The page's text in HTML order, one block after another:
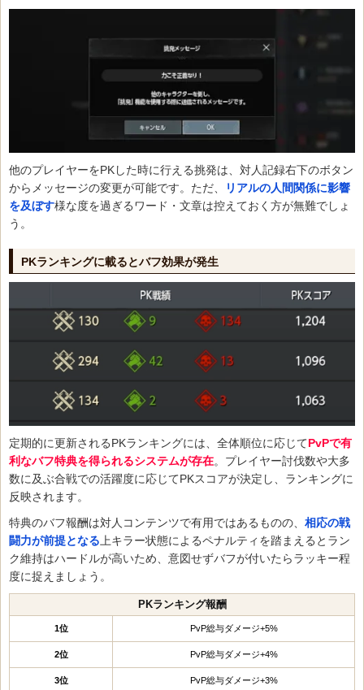
他のプレイヤーをPKした時に行える挑発は、対人記録右下のボタン
からメッセージの変更が可能です。ただ、
リアルの人間関係に影響
を及ぼす様な度を過ぎるワード・文章は控えておく方が無難でしょ
う。
PKランキングに載るとバフ効果が発生
定期的に更新されるPKランキングには、全体順位に応じてPvPで有
利なバフ特典を得られるシステムが存在。プレイヤー討伐数や大多
数に及ぶ合戦での活躍度に応じてPKスコアが決定し、ランキングに
反映されます。
特典のバフ報酬は対人コンテンツで有用ではあるものの、 相応の戦
闘力が前提となる 上キラー状態によるペナルティを踏まえるとラン
ク維持はハードルが高いため、意図せずバフが付いたらラッキー程
度に捉えましょう。
PKランキング報酬
1位 PvP総与ダメージ+5%
2位 PvP総与ダメージ+4%
3位 PvP総与ダメージ+3%